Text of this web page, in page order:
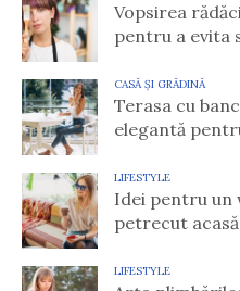
Vopsirea
pentru a evita
CASĂ ȘI GRĂDINĂ
Terasa cu
elegantă
LIFESTYLE
Idei pentru un
petrecut acasă
LIFESTYLE